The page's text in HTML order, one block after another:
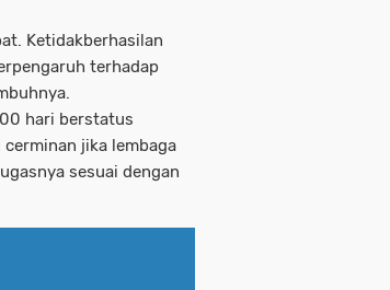
Ketidakberhasilan
terhadap
hari berstatus
jika lembaga
sesuai dengan